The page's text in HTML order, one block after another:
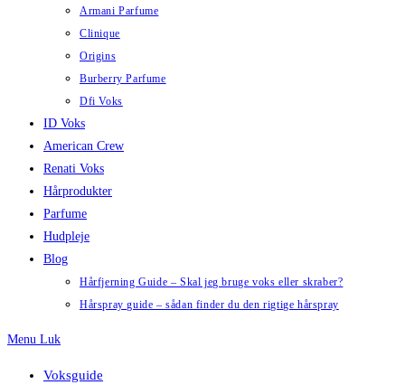
Armani Parfume
Clinique
Origins
Burberry Parfume
Dfi Voks
ID Voks
American Crew
Renati Voks
Hårprodukter
Parfume
Hudpleje
Blog
Hårfjerning Guide – Skal jeg bruge voks eller skraber?
Hårspray guide – sådan finder du den rigtige hårspray
Menu Luk
Voksguide